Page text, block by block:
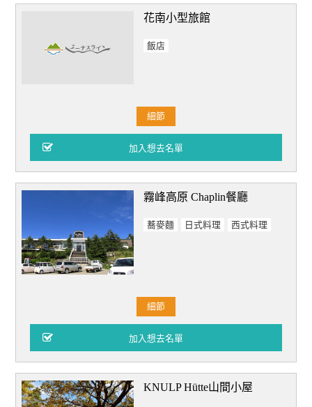
花南小型旅館
飯店
細節
霧峰高原 Chaplin餐廳
蕎麥麵 日式料理 西式料理
細節
KNULP Hütte山間小屋